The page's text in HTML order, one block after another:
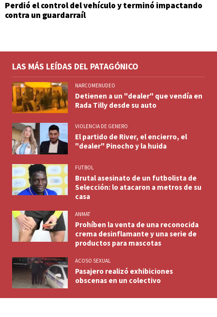
Perdió el control del vehículo y terminó impactando
contra un guardarraíl
LAS MÁS LEÍDAS DEL PATAGÓNICO
NARCOMENUDEO
Detienen a un "dealer" que vendía en
Rada Tilly desde su auto
VIOLENCIA DE GENERO
El partido de River, el encierro, el
"dealer" Pinocho y la huida
FUTBOL
Brutal asesinato de un futbolista de
Selección: lo atacaron a metros de su
casa
ANMAT
Prohíben la venta de una reconocida
crema desinflamante y una serie de
productos para mascotas
ACOSO SEXUAL
Pasajero realizó exhibiciones
obscenas en un colectivo